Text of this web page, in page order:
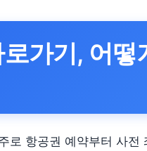
가기, 어떻
로 항공권 예약부터 사전